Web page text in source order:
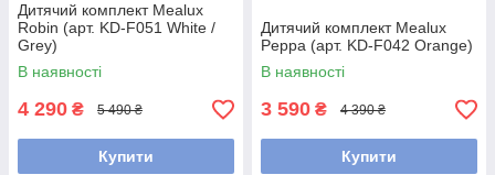
Дитячий комплект Mealux
Robin (арт. KD-F051 White /
Grey)
В наявності
4 290 ₴ 5 490 ₴
Купити
Дитячий комплект Mealux
Peppa (арт. KD-F042 Orange)
В наявності
3 590 ₴ 4 390 ₴
Купити